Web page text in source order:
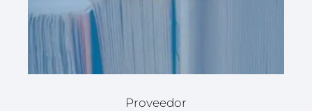
Proveedor